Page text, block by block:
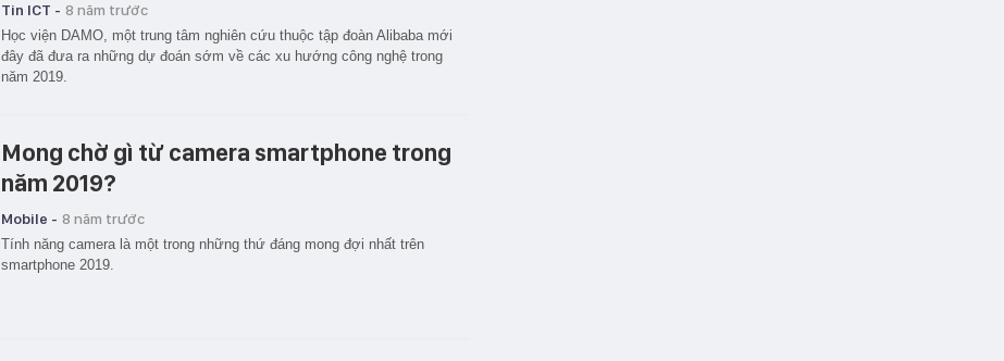
Tin ICT - 8 năm trước
Học viện DAMO, một trung tâm nghiên cứu thuộc tập đoàn Alibaba mới
đây đã đưa ra những dự đoán sớm về các xu hướng công nghệ trong
năm 2019.
Mong chờ gì từ camera smartphone trong
năm 2019?
Mobile - 8 năm trước
Tính năng camera là một trong những thứ đáng mong đợi nhất trên
smartphone 2019.